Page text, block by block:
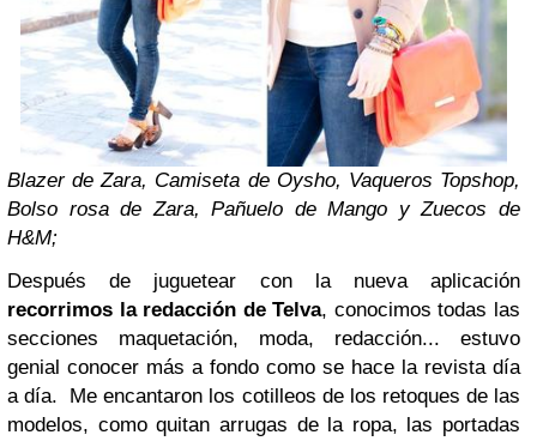
Blazer de Zara, Camiseta de Oysho, Vaqueros Topshop,
Bolso rosa de Zara, Pañuelo de Mango y Zuecos de
H&M;
Después de juguetear con la nueva aplicación
recorrimos la redacción de Telva, conocimos todas las
secciones maquetación, moda, redacción... estuvo
genial conocer más a fondo como se hace la revista día
a día. Me encantaron los cotilleos de los retoques de las
modelos, como quitan arrugas de la ropa, las portadas